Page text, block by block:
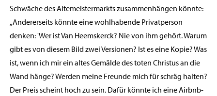
Schwäche des Altemeistermarkts zusammenhängen könnte:
„Andererseits könnte eine wohlhabende Privatperson
denken: 'Wer ist Van Heemskerck? Nie von ihm gehört. Warum
gibt es von diesem Bild zwei Versionen? Ist es eine Kopie? Was
ist, wenn ich mir ein altes Gemälde des toten Christus an die
Wand hänge? Werden meine Freunde mich für schräg halten?
Der Preis scheint hoch zu sein. Dafür könnte ich eine Airbnb-